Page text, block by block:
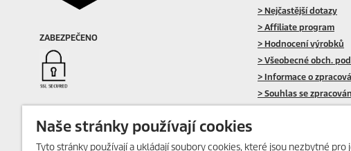
ZABEZPEČENO
> Nejčastější dotazy
> Affiliate program
> Hodnocení výrobků
> Všeobecné obch.
> Informace o
> Souhlas se
Naše stránky používají cookies
Tyto stránky používají a ukládají soubory cookies, které jsou nezbytné pro